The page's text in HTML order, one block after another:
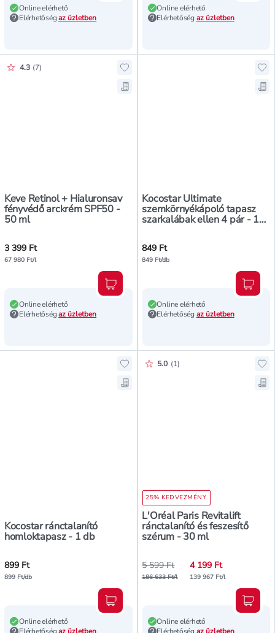
Online elérhető
Elérhetőségaz üzletben
Online elérhető
Elérhetőség az üzletben
Keve Retinol + Hialuronsav
fényvédő arckrém SPF50 -
50 ml
Értékelés pontszáma:
4.3 (7)
Hozzáadás a kedvencekhez,
Mentés a bevásárló listára, Keve
3 399 Ft
67 980 Ft/l
Online elérhető
Elérhetőségaz üzletben
Kosárba teszem
Kocostar Ultimate
szemkörnyékápoló tapasz
szarkalábak ellen 4 pár - 1
849 Ft
849 Ft/db
Online elérhető
Elérhetőség az üzletben
Kocostar ránctalanító
homloktapasz - 1 db
Hozzáadás a kedvencekhez,
Mentés a bevásárló listára,
899 Ft
899 Ft/db
Online elérhető
Elérhetőségaz üzletben
Kosárba teszem
25% KEDVEZMÉNY
L'Oréal Paris Revitalift
ránctalanító és feszesítő
szérum - 30 ml
Értékelés pontszáma:
5.0 (1)
5 599 Ft
186 633 Ft/l
4 199 Ft
139 967 Ft/l
Online elérhető
Elérhetőség az üzletben